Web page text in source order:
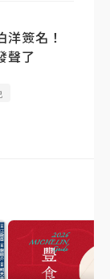
洋簽名！
聲了